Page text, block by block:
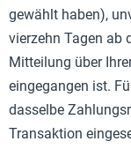
gewählt haben),
vierzehn Tagen ab
Mitteilung über
eingegangen ist.
dasselbe
Transaktion